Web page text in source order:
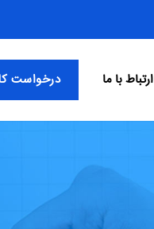
ارتباط با ما درخواست